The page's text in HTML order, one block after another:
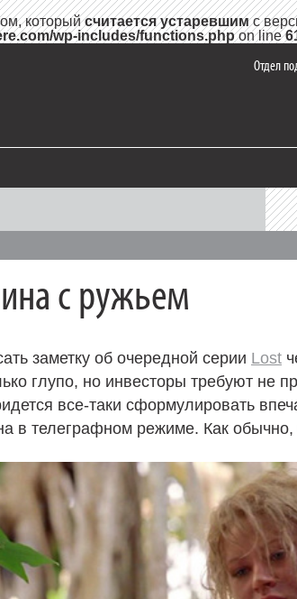
которыйсчитается устаревшимс
wp-includes/functions.phpon line
Отдел
с ружьем
заметку об очередной серии Lost
глупо, но инвесторы требуют не
все-таки сформулировать
в телеграфном режиме. Как